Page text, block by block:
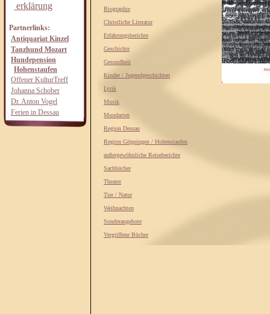
erklärung
Partnerlinks:
Antiquariat Kinzel
Tanzhund Mozart
Hundepension
Hohenstaufen
Offener KulturTreff
Johanna Schober
Dr. Anton Vogel
Ferien in Dessau
Biographie
Christliche Literatur
Erfahrungsberichte
Geschichte
Gesundheit
Kinder / Jugendgeschichten
Lyrik
Musik
Mundarten
Region Dessau
Region Göppingen / Hohenstaufen
außergewöhnliche Reiseberichte
Sachbücher
Theater
Tier / Natur
Weihnachten
Sonderangebote
Vergriffene Bücher